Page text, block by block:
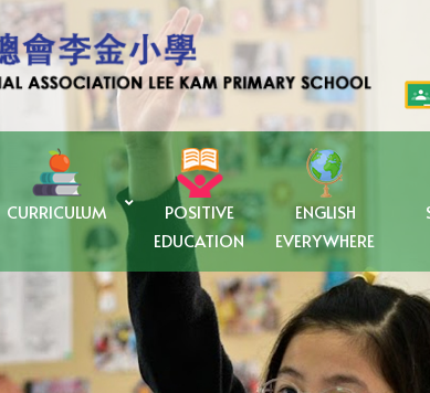
CURRICULUM
POSITIVE
EDUCATION
ENGLISH
EVERYWHERE